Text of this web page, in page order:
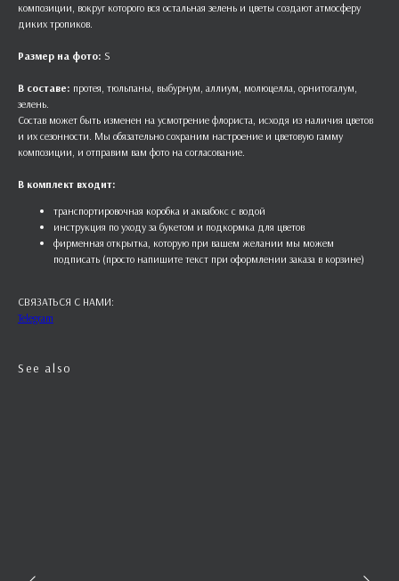
композиции, вокруг которого вся остальная зелень и цветы создают атмосферу
диких тропиков.
Размер на фото: S
В составе: протея, тюльпаны, выбурнум, аллиум, молюцелла, орнитогалум,
зелень.
Состав может быть изменен на усмотрение флориста, исходя из наличия цветов
и их сезонности. Мы обязательно сохраним настроение и цветовую гамму
композиции, и отправим вам фото на согласование.
В комплект входит:
транспортировочная коробка и аквабокс с водой
инструкция по уходу за букетом и подкормка для цветов
фирменная открытка, которую при вашем желании мы можем
подписать (просто напишите текст при оформлении заказа в корзине)
СВЯЗАТЬСЯ С НАМИ:
Telegram
See also